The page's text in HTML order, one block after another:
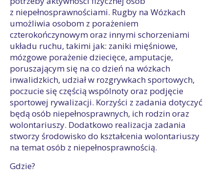
z niepełnosprawnościami. Rugby na Wózkach
umożliwia osobom z porażeniem
czterokończynowym oraz innymi schorzeniami
układu ruchu, takimi jak: zaniki mięśniowe,
mózgowe porażenie dziecięce, amputacje,
poruszającym się na co dzień na wózkach
inwalidzkich, udział w rozgrywkach sportowych,
poczucie się częścią wspólnoty oraz podjęcie
sportowej rywalizacji. Korzyści z zadania dotyczyć
będą osób niepełnosprawnych, ich rodzin oraz
wolontariuszy. Dodatkowo realizacja zadania
stworzy środowisko do kształcenia wolontariuszy
na temat osób z niepełnosprawnością.
Gdzie?